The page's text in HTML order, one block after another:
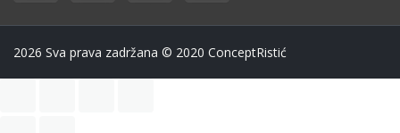
2026 Sva prava zadržana © 2020 СonceptRistić